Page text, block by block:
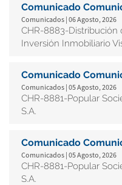
Comunicado
Comunicados | 06 Agosto, 2026
CHR-8883-Distribución
Inversión Inmobiliario
Comunicado
Comunicados | 05 Agosto, 2026
CHR-8881-Popular
S.A.
Comunicado
Comunicados | 05 Agosto, 2026
CHR-8881-Popular
S.A.